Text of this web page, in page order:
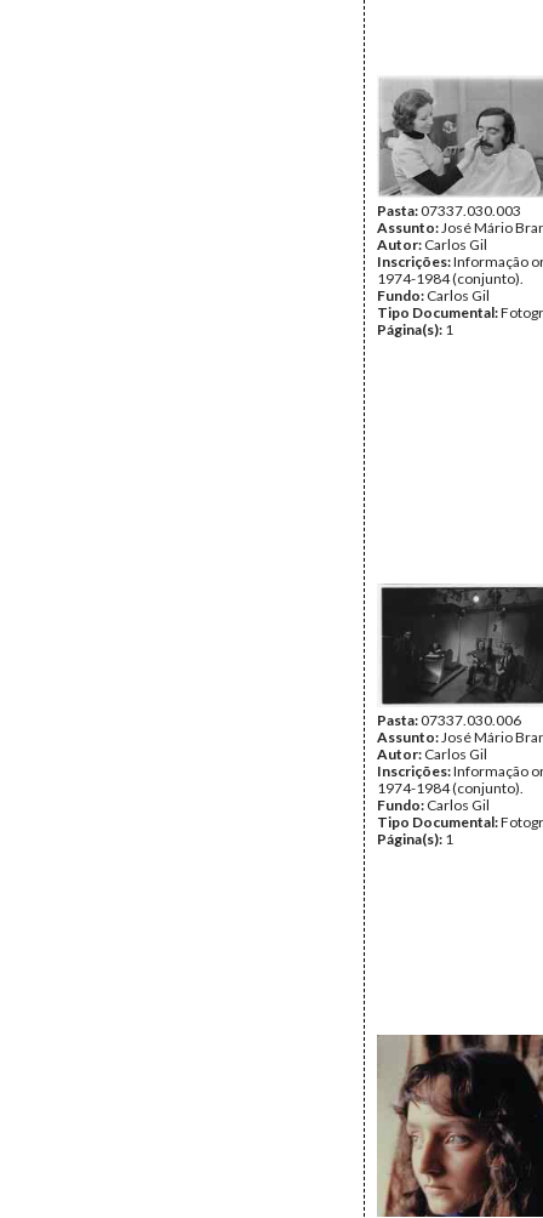
Pasta:07337.030.003
Assunto:José Mário
Autor: Carlos Gil
Inscrições:Informação
1974-1984 (conjunto).
Fundo: Carlos Gil
Tipo Documental:
Página(s): 1
Pasta:07337.030.006
Assunto:José Mário
Autor: Carlos Gil
Inscrições:Informação
1974-1984 (conjunto).
Fundo: Carlos Gil
Tipo Documental:
Página(s): 1